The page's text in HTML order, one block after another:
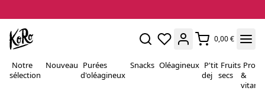
0,00 €
Notre
sélection
Nouveau Purées
d'oléagineux
Snacks Oléagineux P'tit
dej
Fruits
secs
&